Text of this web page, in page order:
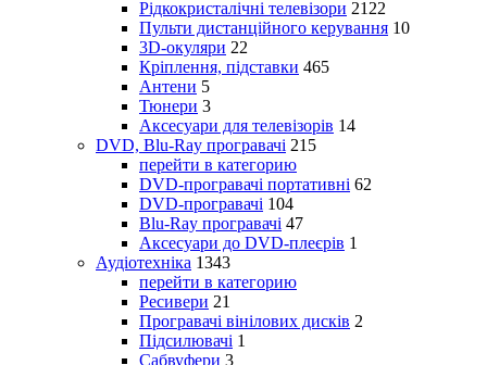
Рідкокристалічні телевізори 2122
Пульти дистанційного керування 10
3D-окуляри 22
Кріплення, підставки 465
Антени 5
Тюнери 3
Аксесуари для телевізорів 14
DVD, Blu-Ray програвачі 215
перейти в категорию
DVD-програвачі портативні 62
DVD-програвачі 104
Blu-Ray програвачі 47
Аксесуари до DVD-плеєрів 1
Аудіотехніка 1343
перейти в категорию
Ресивери 21
Програвачі вінілових дисків 2
Підсилювачі 1
Сабвуфери 3